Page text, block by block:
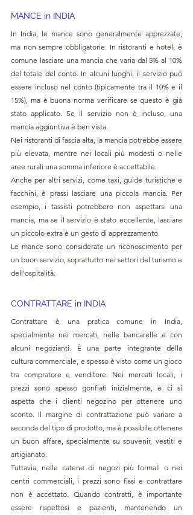
MANCE in INDIA
In India, le mance sono generalmente apprezzate,
ma non sempre obbligatorie. In ristoranti e hotel, è
comune lasciare una mancia che varia dal 5% al 10%
del totale del conto. In alcuni luoghi, il servizio può
essere incluso nel conto (tipicamente tra il 10% e il
15%), ma è buona norma verificare se questo è già
stato applicato. Se il servizio non è incluso, una
mancia aggiuntiva è ben vista.
Nei ristoranti di fascia alta, la mancia potrebbe essere
più elevata, mentre nei locali più modesti o nelle
aree rurali una somma inferiore è accettabile.
Anche per altri servizi, come taxi, guide turistiche e
facchini, è prassi lasciare una piccola mancia. Per
esempio, i tassisti potrebbero non aspettarsi una
mancia, ma se il servizio è stato eccellente, lasciare
un piccolo extra è un gesto di apprezzamento.
Le mance sono considerate un riconoscimento per
un buon servizio, soprattutto nei settori del turismo e
dell'ospitalità.
CONTRATTARE in INDIA
Contrattare è una pratica comune in India,
specialmente nei mercati, nelle bancarelle e con
alcuni negozianti. È una parte integrante della
cultura commerciale, e spesso è visto come un gioco
tra compratore e venditore. Nei mercati locali, i
prezzi sono spesso gonfiati inizialmente, e ci si
aspetta che i clienti negozino per ottenere uno
sconto. Il margine di contrattazione può variare a
seconda del tipo di prodotto, ma è possibile ottenere
un buon affare, specialmente su souvenir, vestiti e
artigianato.
Tuttavia, nelle catene di negozi più formali o nei
centri commerciali, i prezzi sono fissi e contrattare
non è accettato. Quando contratti, è importante
essere rispettosi e pazienti, mantenendo un